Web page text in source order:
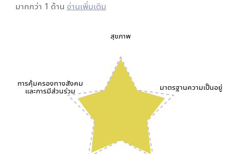
มากกว่า 1 ด้าน อ่านเพิ่มเติม
สุขภาพ
มาตรฐานความเป็นอยู่
การคุ้มครองทางสังคม
และการมีส่วนร่วม